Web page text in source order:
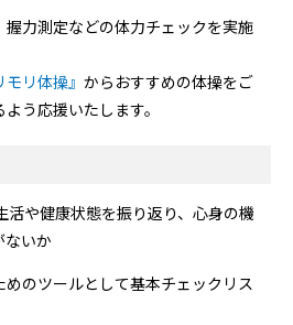
力測定などの体力チェックを実施
リ体操』 からおすすめの体操をご
う応援いたします。
活や健康状態を振り返り、心身の機
ないか
のツールとして基本チェックリス